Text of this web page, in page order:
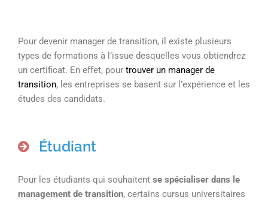
Pour devenir manager de transition, il existe plusieurs
types de formations à l’issue desquelles vous obtiendrez
un certificat. En effet, pour trouver un manager de
transition, les entreprises se basent sur l’expérience et les
études des candidats.
Étudiant
Pour les étudiants qui souhaitent se spécialiser dans le
management de transition, certains cursus universitaires